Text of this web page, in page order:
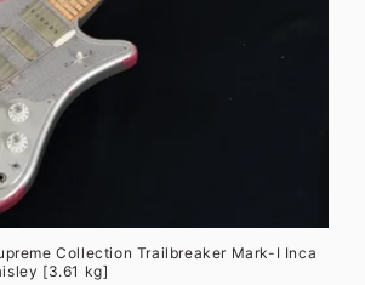
Collection Trailbreaker Mark-I Inca
[3.61 kg]